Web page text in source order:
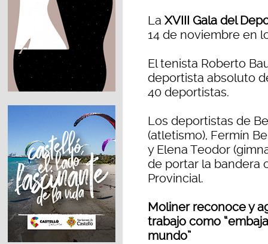
La XVIII Gala del
14 de noviembre en
El tenista Roberto
deportista absoluto
40 deportistas.
Los deportistas de
(atletismo), Fermín
y Elena Teodor
de portar la bandera
Provincial.
Moliner reconoce y
trabajo como
mundo”